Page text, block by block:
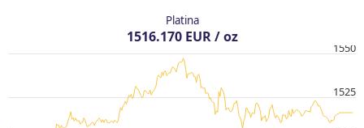
Platina
1516.170 EUR / oz
1525
1550